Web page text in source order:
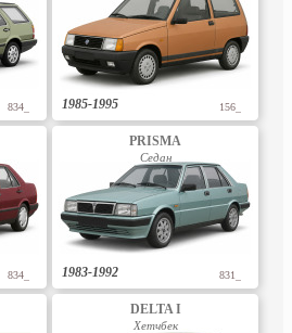
834_ 1985-1995 156_
834_
PRISMA
Седан
1983-1992 831_
DELTA I
Хетчбек